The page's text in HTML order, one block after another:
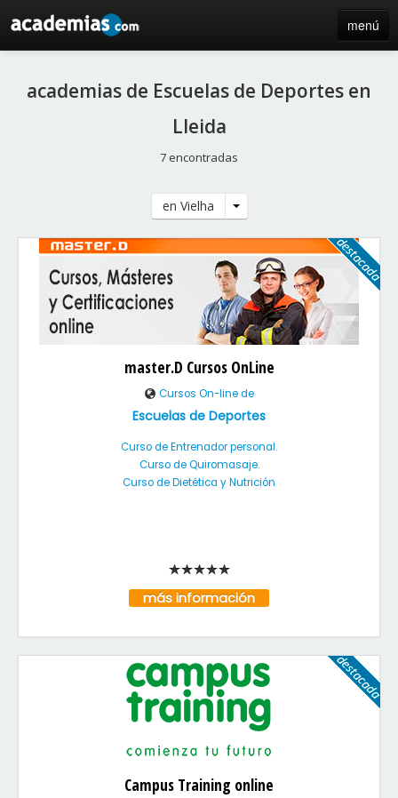
menú
blog
academias de Escuelas de Deportes en
Lleida
7 encontradas
en Vielha
master.D Cursos OnLine
Cursos On-line de
Escuelas de Deportes
Curso de Entrenador personal.
Curso de Quiromasaje.
Curso de Dietética y Nutrición
más información
Campus Training online